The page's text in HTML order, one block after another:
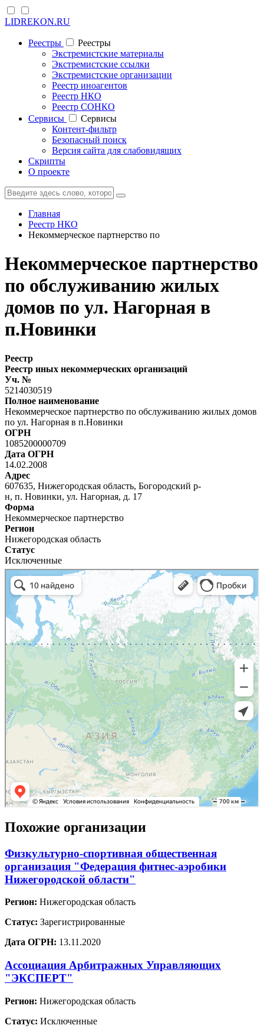
LIDREKON.RU
Реестры
Реестры
Экстремистские материалы
Экстремистские ссылки
Экстремистские организации
Реестр иноагентов
Реестр НКО
Реестр СОНКО
Cервисы
Cервисы
Контент-фильтр
Безопасный поиск
Версия сайта для слабовидящих
Скрипты
О проекте
Главная
Реестр НКО
Некоммерческое партнерство по
Некоммерческое партнерство
по обслуживанию жилых
домов по ул. Нагорная в
п.Новинки
Реестр
Реестр иных некоммерческих организаций
Уч. №
5214030519
Полное наименование
Некоммерческое партнерство по обслуживанию жилых домов
по ул. Нагорная в п.Новинки
ОГРН
1085200000709
Дата ОГРН
14.02.2008
Адрес
607635, Нижегородская область, Богородский р-
н, п. Новинки, ул. Нагорная, д. 17
Форма
Некоммерческое партнерство
Регион
Нижегородская область
Статус
Исключенные
Похожие организации
Физкультурно-спортивная общественная
организация "Федерация фитнес-аэробики
Нижегородской области"
Регион: Нижегородская область
Статус: Зарегистрированные
Дата ОГРН: 13.11.2020
Ассоциация Арбитражных Управляющих
"ЭКСПЕРТ"
Регион: Нижегородская область
Статус: Исключенные